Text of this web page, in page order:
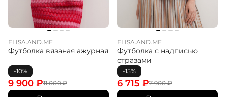
ELISA.AND.ME
Футболка вязаная ажурная
-10%
11 000₽
9 900 ₽
ELISA.AND.ME
Футболка с надписью
стразами
-15%
7 900₽
6 715 ₽